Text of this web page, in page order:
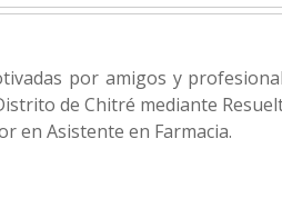
por amigos y
de Chitré mediante
en Asistente en Farmacia.